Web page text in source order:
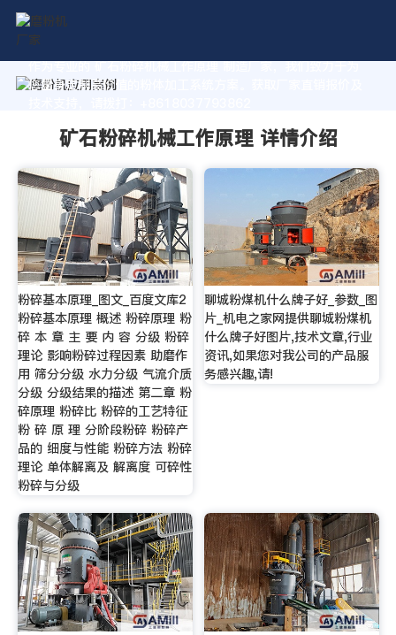
作为专业的 矿石粉碎机械工作原理 制造厂家，我们致力于为
您量身定制高价值的粉体加工系统方案。获取厂家直销报价及
矿石粉碎机械工作原理 详情介绍
粉碎基本原理_图文_百度文库2
粉碎基本原理 概述 粉碎原理 粉
碎 本 章 主 要 内 容 分级 粉碎
理论 影响粉碎过程因素 助磨作
用 筛分分级 水力分级 气流介质
分级 分级结果的描述 第二章 粉
碎原理 粉碎比 粉碎的工艺特征
粉 碎 原 理 分阶段粉碎 粉碎产
品的 细度与性能 粉碎方法 粉碎
理论 单体解离及 解离度 可碎性
粉碎与分级
聊城粉煤机什么牌子好_参数_图
片_机电之家网提供聊城粉煤机
什么牌子好图片,技术文章,行业
资讯,如果您对我公司的产品服
务感兴趣,请!